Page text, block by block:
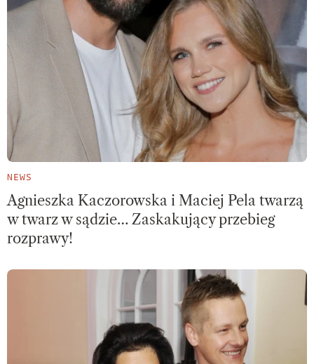
NEWS
Agnieszka Kaczorowska i Maciej Pela twarzą
w twarz w sądzie… Zaskakujący przebieg
rozprawy!